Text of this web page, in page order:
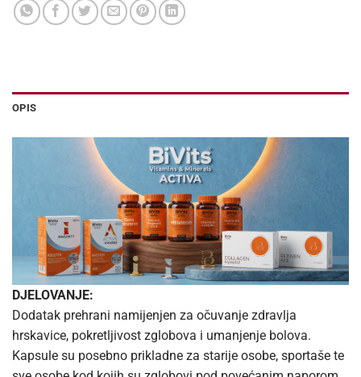
OPIS
DJELOVANJE:
Dodatak prehrani namijenjen za očuvanje zdravlja
hrskavice, pokretljivost zglobova i umanjenje bolova.
Kapsule su posebno prikladne za starije osobe, sportaše te